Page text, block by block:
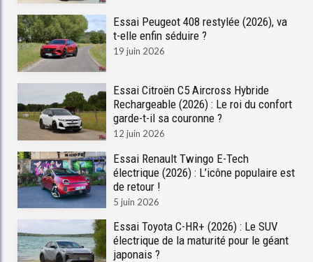
Essai Peugeot 408 restylée (2026), va
t-elle enfin séduire ?
19 juin 2026
Essai Citroën C5 Aircross Hybride
Rechargeable (2026) : Le roi du confort
garde-t-il sa couronne ?
12 juin 2026
Essai Renault Twingo E-Tech
électrique (2026) : L’icône populaire est
de retour !
5 juin 2026
Essai Toyota C-HR+ (2026) : Le SUV
électrique de la maturité pour le géant
japonais ?